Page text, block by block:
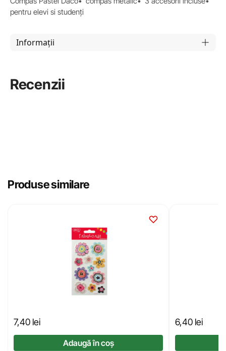
pentru elevi si studenți
Informații
Recenzii
Produse similare
7,40 lei
Adaugă în coș
6,40 lei